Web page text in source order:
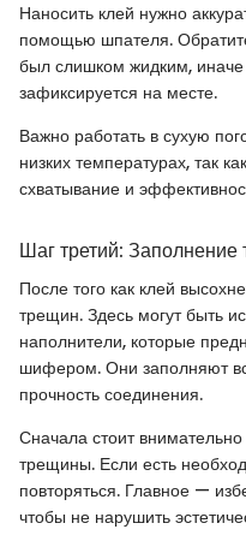
Наносить клей нужно
помощью шпателя.
был слишком жидким, иначе
зафиксируется на месте.
Важно работать в сухую
низких температурах, так
схватывание и
Шаг третий: Заполнение
После того как клей
трещин. Здесь могут быть
наполнители, которые
шифером. Они заполняют
прочность соединения.
Сначала стоит
трещины. Если есть
повторяться. Главное —
чтобы не нарушить